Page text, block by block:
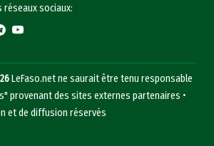
réseaux sociaux:
LeFaso.net ne saurait être tenu responsable
provenant des sites externes partenaires •
et de diffusion réservés